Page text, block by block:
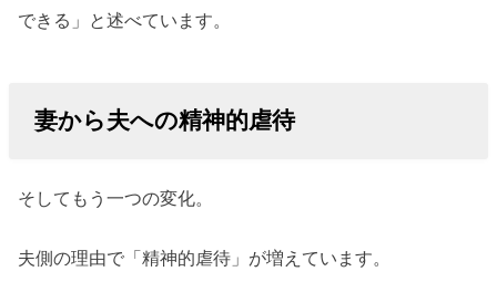
できる」と述べています。
妻から夫への精神的虐待
そしてもう一つの変化。
夫側の理由で「精神的虐待」が増えています。